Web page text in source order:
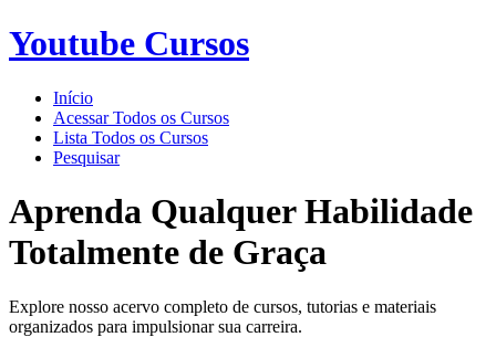
Youtube Cursos
Início
Acessar Todos os Cursos
Lista Todos os Cursos
Pesquisar
Aprenda Qualquer Habilidade
Totalmente de Graça
Explore nosso acervo completo de cursos, tutorias e materiais
organizados para impulsionar sua carreira.